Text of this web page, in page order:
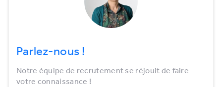
Parlez-nous !
Notre équipe de recrutement se réjouit de faire
votre connaissance !